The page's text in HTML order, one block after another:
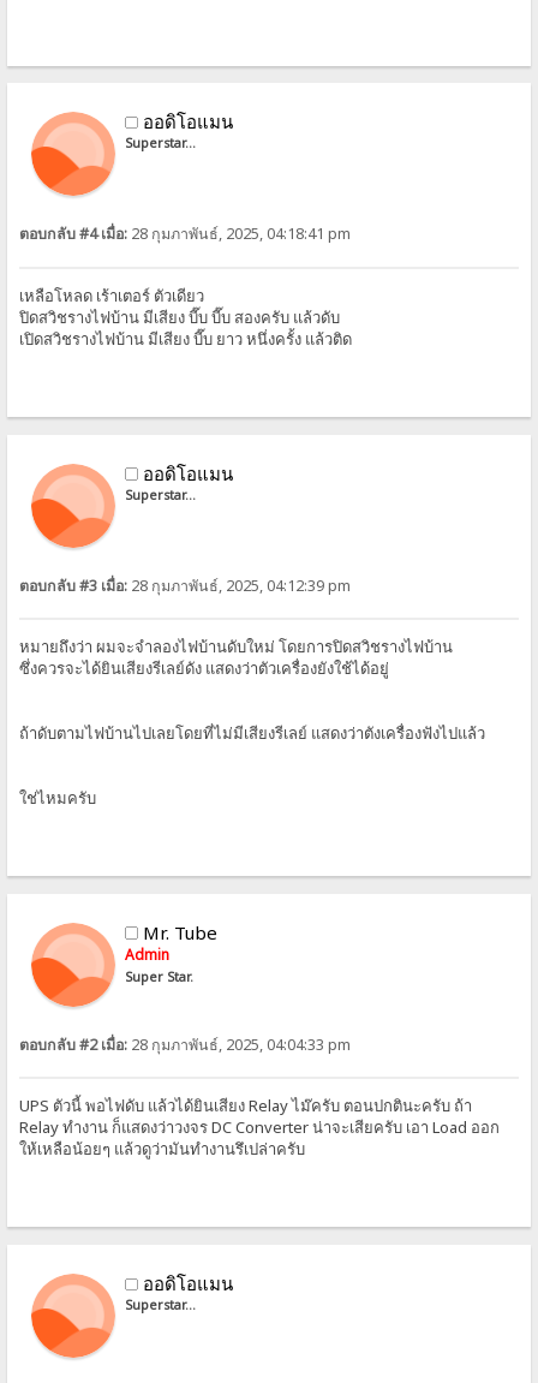
ออดิโอแมน
Superstar...
ตอบกลับ #4 เมื่อ: 28 กุมภาพันธ์, 2025, 04:18:41 pm
เหลือโหลด เร้าเตอร์ ตัวเดียว
ปิดสวิชรางไฟบ้าน มีเสียง บี๊บ บี๊บ สองครับ แล้วดับ
เปิดสวิชรางไฟบ้าน มีเสียง บี๊บ ยาว หนึ่งครั้ง แล้วติด
ออดิโอแมน
Superstar...
ตอบกลับ #3 เมื่อ: 28 กุมภาพันธ์, 2025, 04:12:39 pm
หมายถึงว่า ผมจะจำลองไฟบ้านดับใหม่ โดยการปิดสวิชรางไฟบ้าน
ซึ่งควรจะได้ยินเสียงรีเลย์ดัง แสดงว่าตัวเครื่องยังใช้ได้อยู่
ถ้าดับตามไฟบ้านไปเลยโดยที่ไม่มีเสียงรีเลย์ แสดงว่าตังเครื่องฟังไปแล้ว
ใช่ไหมครับ
Mr. Tube
Admin
Super Star.
ตอบกลับ #2 เมื่อ: 28 กุมภาพันธ์, 2025, 04:04:33 pm
UPS ตัวนี้ พอไฟดับ แล้วได้ยินเสียง Relay ไม๊ครับ ตอนปกตินะครับ ถ้า
Relay ทำงาน ก็แสดงว่าวงจร DC Converter น่าจะเสียครับ เอา Load ออก
ให้เหลือน้อยๆ แล้วดูว่ามันทำงานรึเปล่าครับ
ออดิโอแมน
Superstar...